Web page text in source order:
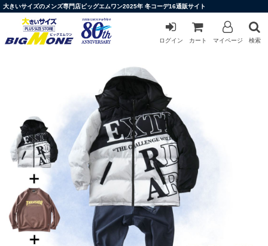
大きいサイズのメンズ専門店ビッグエムワン2025年 冬コーデ16通販サイト
ログイン カート マイページ 検索